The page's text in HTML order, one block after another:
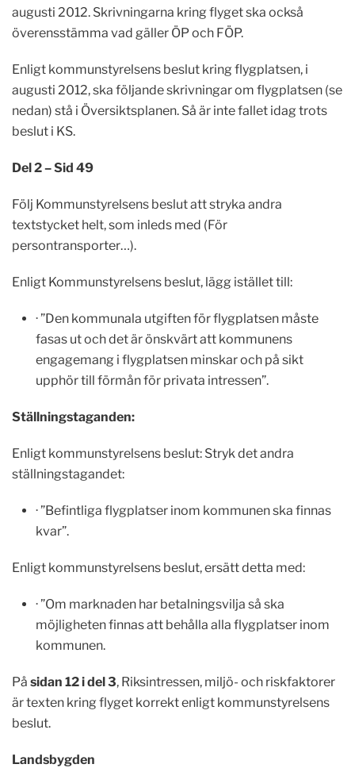
augusti 2012. Skrivningarna kring flyget ska också
överensstämma vad gäller ÖP och FÖP.
Enligt kommunstyrelsens beslut kring flygplatsen, i
augusti 2012, ska följande skrivningar om flygplatsen (se
nedan) stå i Översiktsplanen. Så är inte fallet idag trots
beslut i KS.
Del 2 – Sid 49
Följ Kommunstyrelsens beslut att stryka andra
textstycket helt, som inleds med (För
persontransporter…).
Enligt Kommunstyrelsens beslut, lägg istället till:
· ”Den kommunala utgiften för flygplatsen måste
fasas ut och det är önskvärt att kommunens
engagemang i flygplatsen minskar och på sikt
upphör till förmån för privata intressen”.
Ställningstaganden:
Enligt kommunstyrelsens beslut: Stryk det andra
ställningstagandet:
· ”Befintliga flygplatser inom kommunen ska finnas
kvar”.
Enligt kommunstyrelsens beslut, ersätt detta med:
· ”Om marknaden har betalningsvilja så ska
möjligheten finnas att behålla alla flygplatser inom
kommunen.
På sidan 12 i del 3, Riksintressen, miljö- och riskfaktorer
är texten kring flyget korrekt enligt kommunstyrelsens
beslut.
Landsbygden